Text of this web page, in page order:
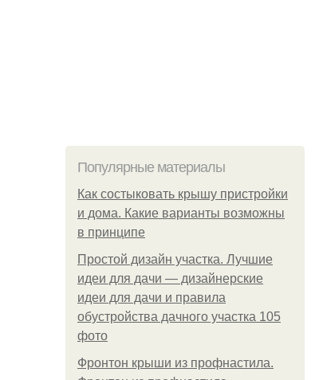
Популярные материалы
Как состыковать крышу пристройки
и дома. Какие варианты возможны
в принципе
Простой дизайн участка. Лучшие
идеи для дачи — дизайнерские
идеи для дачи и правила
обустройства дачного участка 105
фото
Фронтон крыши из профнастила.